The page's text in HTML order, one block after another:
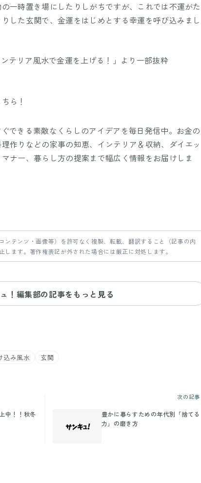
一時置き場にしたりしがちですが、これでは不運がた
した玄関で、金運をはじめとする幸運を呼び込みまし
テリア風水で金運を上げる！」より一部抜粋
ちら ！
できる素敵なくらしのアイデアを毎日発信中。お金の
作りなどの家事の知恵、インテリア＆収納、ダイエッ
ナー、暮らし方の提案まで幅広く情報をお届けしま
ンテンツ・画像等）を許可なく複製、転載、翻訳すること（記事の内
ます。著作権表記が外された場合には厳正に対処します。
！編集部の記事をもっと見る
込み風水 玄関
中！！秋冬
次の記事
豊かに暮らすための年代別「捨てる
力」の磨き方